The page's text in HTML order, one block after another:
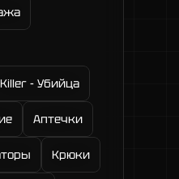
Killer - Убийца
Аптечки
Крюки